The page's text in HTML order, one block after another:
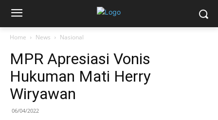
Home News Nasional
MPR Apresiasi Vonis
Hukuman Mati Herry
Wiryawan
06/04/2022